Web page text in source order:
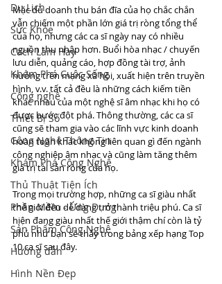
Du Lịch
Sức Khỏe
Cách Làm Hay
Khám Phá Cuộc Sống
Công nghệ
Thiết Bị Số
Công Nghệ Thông Tin
Khám Phá Công Nghệ
Thủ Thuật Tiện Ích
Phần Mềm - Ứng Dụng
Sản Phẩm Công Nghệ
Hướng dẫn
Hình Nền Đẹp
Mặc dù doanh thu bán đĩa của họ chắc chắn
vẫn chiếm một phần lớn giá trị ròng tổng thể
của họ, nhưng các ca sĩ ngày nay có nhiều
nguồn thu nhập hơn. Buổi hòa nhạc / chuyến
lưu diễn, quảng cáo, hợp đồng tài trợ, ảnh
hưởng trên mạng xã hội, xuất hiện trên truyền
hình, v.v. tất cả đều là những cách kiếm tiền
khác nhau của một nghệ sĩ âm nhạc khi họ có
được bước đột phá. Thông thường, các ca sĩ
cũng sẽ tham gia vào các lĩnh vực kinh doanh
hoàn toàn khác không liên quan gì đến ngành
công nghiệp âm nhạc và cũng làm tăng thêm
giá trị tài sản ròng của họ.
Trong mọi trường hợp, những ca sĩ giàu nhất
thế giới đều dễ dàng trở thành triệu phú. Ca sĩ
hiện đang giàu nhất thế giới thậm chí còn là tỷ
phú như bạn sẽ thấy trong bảng xếp hạng Top
10 ca sĩ sau đây.